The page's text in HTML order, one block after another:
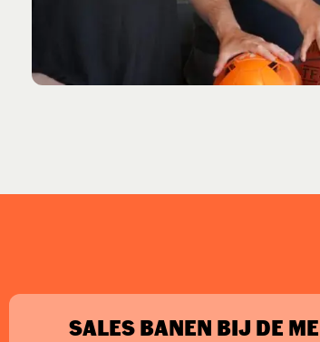
SALES BANEN BIJ DE